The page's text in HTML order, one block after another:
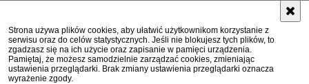
Strona używa plików cookies, aby ułatwić użytkownikom korzystanie z
serwisu oraz do celów statystycznych. Jeśli nie blokujesz tych plików, to
zgadzasz się na ich użycie oraz zapisanie w pamięci urządzenia.
Pamiętaj, że możesz samodzielnie zarządzać cookies, zmieniając
ustawienia przeglądarki. Brak zmiany ustawienia przeglądarki oznacza
wyrażenie zgody.